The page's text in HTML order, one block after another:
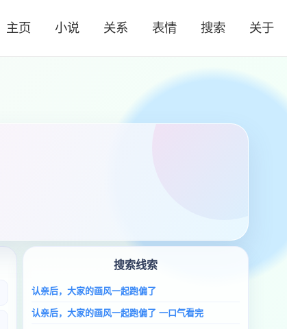
主页 小说 关系 表情 搜索 关于
搜索线索
认亲后，大家的画风一起跑偏了
认亲后，大家的画风一起跑偏了 一口气看完